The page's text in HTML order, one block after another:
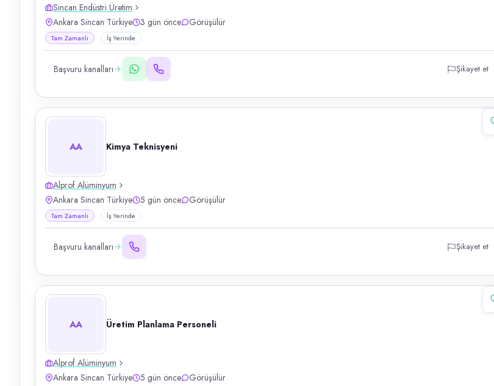
Sincan Endüstri Üretim
Ankara Sincan Türkiye
3 gün önce Görüşülür
Tam Zamanlı İş Yerinde
Başvuru kanalları Şikayet et
AA Kimya Teknisyeni
Alprof Alüminyum
Ankara Sincan Türkiye
5 gün önce Görüşülür
Tam Zamanlı İş Yerinde
Başvuru kanalları Şikayet et
AA Üretim Planlama Personeli
Alprof Alüminyum
Ankara Sincan Türkiye
5 gün önce Görüşülür